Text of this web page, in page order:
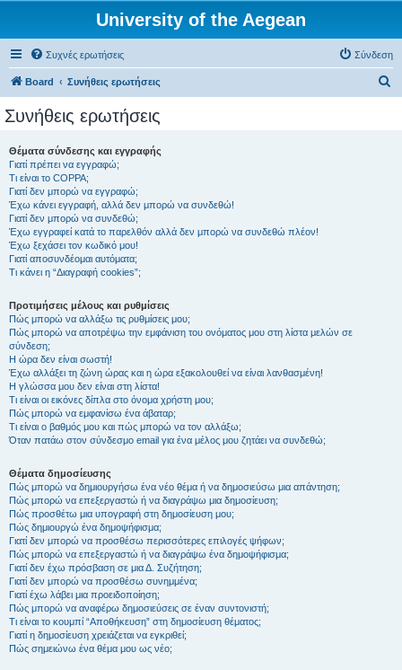
University of the Aegean
Συχνές ερωτήσεις Σύνδεση
Board Συνήθεις ερωτήσεις
Συνήθεις ερωτήσεις
Θέματα σύνδεσης και εγγραφής
Γιατί πρέπει να εγγραφώ;
Τι είναι το COPPA;
Γιατί δεν μπορώ να εγγραφώ;
Έχω κάνει εγγραφή, αλλά δεν μπορώ να συνδεθώ!
Γιατί δεν μπορώ να συνδεθώ;
Έχω εγγραφεί κατά το παρελθόν αλλά δεν μπορώ να συνδεθώ πλέον!
Έχω ξεχάσει τον κωδικό μου!
Γιατί αποσυνδέομαι αυτόματα;
Τι κάνει η “Διαγραφή cookies”;
Προτιμήσεις μέλους και ρυθμίσεις
Πώς μπορώ να αλλάξω τις ρυθμίσεις μου;
Πώς μπορώ να αποτρέψω την εμφάνιση του ονόματος μου στη λίστα μελών σε
σύνδεση;
Η ώρα δεν είναι σωστή!
Έχω αλλάξει τη ζώνη ώρας και η ώρα εξακολουθεί να είναι λανθασμένη!
Η γλώσσα μου δεν είναι στη λίστα!
Τι είναι οι εικόνες δίπλα στο όνομα χρήστη μου;
Πώς μπορώ να εμφανίσω ένα άβαταρ;
Τι είναι ο βαθμός μου και πώς μπορώ να τον αλλάξω;
Όταν πατάω στον σύνδεσμο email για ένα μέλος μου ζητάει να συνδεθώ;
Θέματα δημοσίευσης
Πώς μπορώ να δημιουργήσω ένα νέο θέμα ή να δημοσιεύσω μια απάντηση;
Πώς μπορώ να επεξεργαστώ ή να διαγράψω μια δημοσίευση;
Πώς προσθέτω μια υπογραφή στη δημοσίευση μου;
Πώς δημιουργώ ένα δημοψήφισμα;
Γιατί δεν μπορώ να προσθέσω περισσότερες επιλογές ψήφων;
Πώς μπορώ να επεξεργαστώ ή να διαγράψω ένα δημοψήφισμα;
Γιατί δεν έχω πρόσβαση σε μια Δ. Συζήτηση;
Γιατί δεν μπορώ να προσθέσω συνημμένα;
Γιατί έχω λάβει μια προειδοποίηση;
Πώς μπορώ να αναφέρω δημοσιεύσεις σε έναν συντονιστή;
Τι είναι το κουμπί “Αποθήκευση” στη δημοσίευση θέματος;
Γιατί η δημοσίευση χρειάζεται να εγκριθεί;
Πώς σημειώνω ένα θέμα μου ως νέο;